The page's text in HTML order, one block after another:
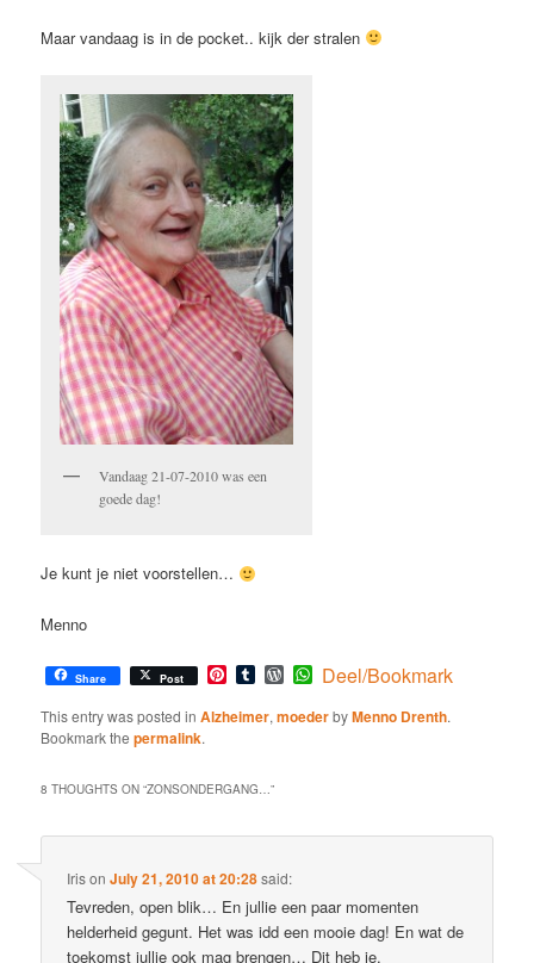
Maar vandaag is in de pocket.. kijk der stralen
Vandaag 21-07-2010 was een
goede dag!
Je kunt je niet voorstellen…
Menno
Share Post Pinterest
TumblrWordPress
WhatsApp
Deel/Bookmark
This entry was posted inAlzheimer,moederbyMenno Drenth.
Bookmark thepermalink.
8 THOUGHTS ON “ZONSONDERGANG…”
IrisonJuly 21, 2010 at 20:28said:
Tevreden, open blik… En jullie een paar momenten
helderheid gegunt. Het was idd een mooie dag! En wat de
toekomst jullie ook mag brengen… Dit heb je.